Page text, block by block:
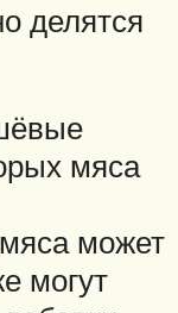
делятся
мяса
может
могут